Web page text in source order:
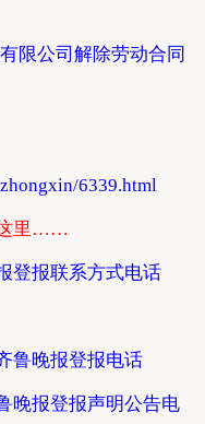
限公司解除劳动合同
6339.html
这里……
登报联系方式电话
鲁晚报登报电话
晚报登报声明公告电